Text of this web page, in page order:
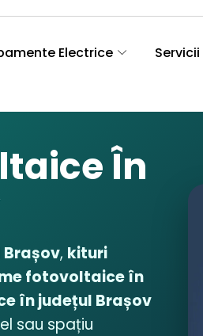
Electrice Servicii
În
, kituri
fotovoltaice în
în județul Brașov
sau spațiu